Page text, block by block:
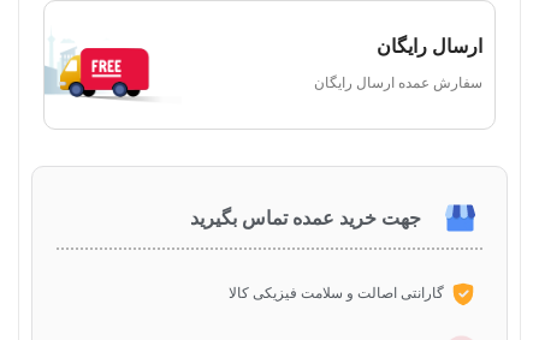
ارسال رایگان
سفارش عمده ارسال رایگان
جهت خرید عمده تماس بگیرید
گارانتی اصالت و سلامت فیزیکی کالا